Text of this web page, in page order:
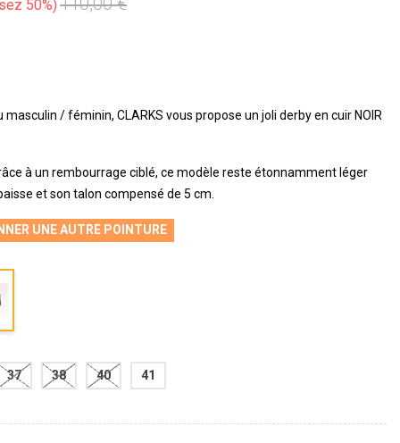
50%
/ féminin, CLARKS vous propose un joli derby en cuir NOIR
à un rembourrage ciblé, ce modèle reste étonnamment léger
et son talon compensé de 5 cm.
UNE AUTRE POINTURE
37 38 40 41